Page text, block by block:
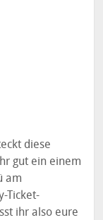
diese
gut ein einem
am
Ticket-
ihr also eure